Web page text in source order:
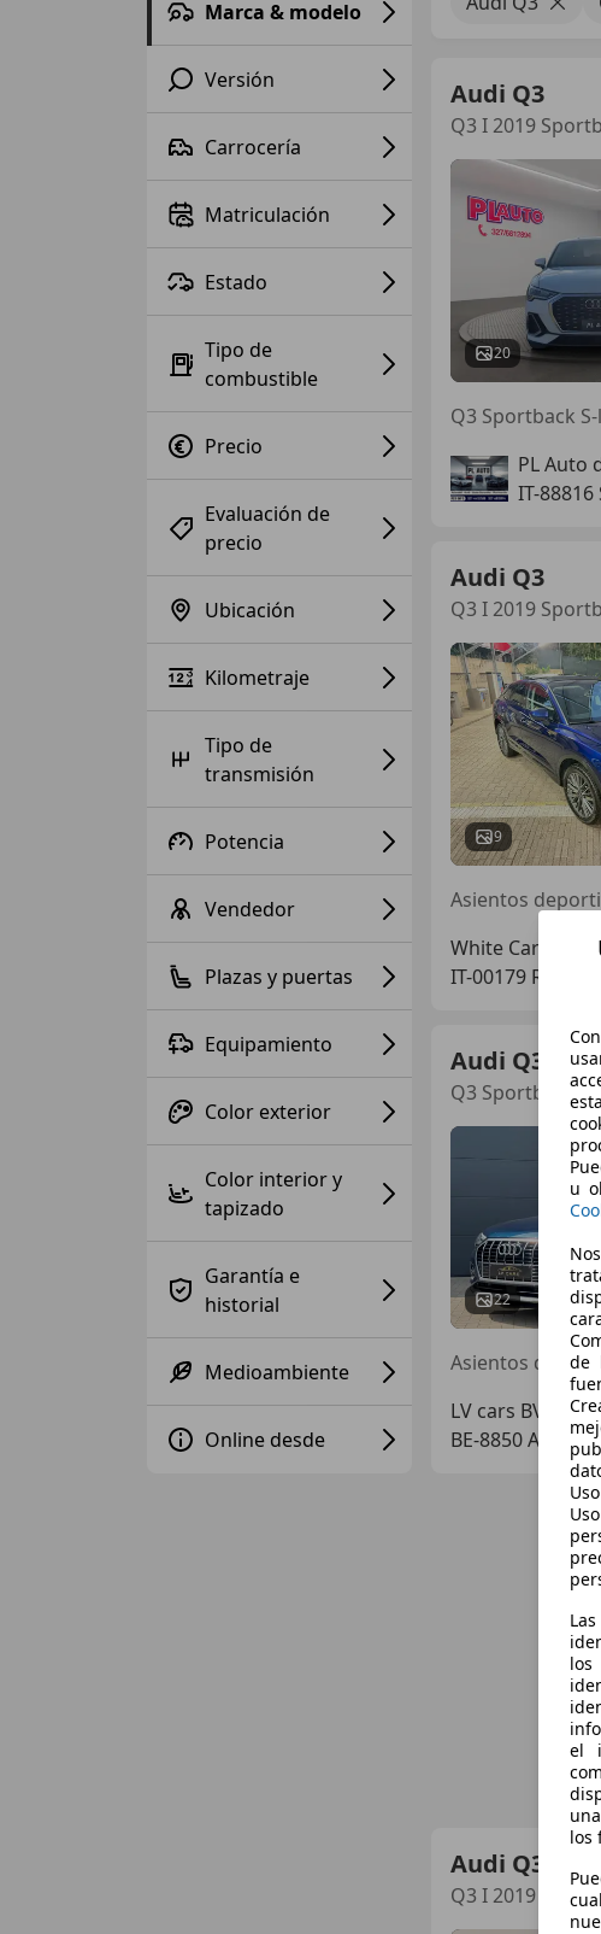
Marca & modelo
Versión
Carrocería
Matriculación
Estado
Tipo de
combustible
Precio
Evaluación de
precio
Ubicación
Kilometraje
Tipo de
transmisión
Potencia
Vendedor
Plazas y puertas
Equipamiento
Color exterior
Color interior y
tapizado
Garantía e
historial
Medioambiente
Online desde
Audi Q3
Q3 I 2019
20
Q3 Sportback
PL Auto
IT-
Audi Q3
Q3 I 2019
9
White Car srls
IT-00179 Roma
Audi Q3
Q3 Sportback
22
LV cars BV
BE-8850 Ardooie
Audi Q3
Q3 I 2019
u
de
el
los